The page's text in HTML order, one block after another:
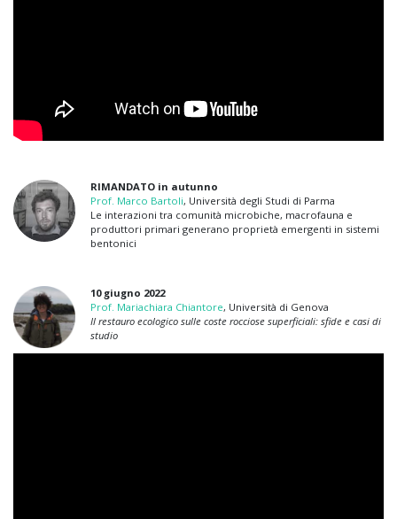
RIMANDATO in autunno
Prof. Marco Bartoli, Università degli Studi di Parma
Le interazioni tra comunità microbiche, macrofauna e
produttori primari generano proprietà emergenti in sistemi
bentonici
10 giugno 2022
Prof. Mariachiara Chiantore, Università di Genova
Il restauro ecologico sulle coste rocciose superficiali: sfide e casi di
studio